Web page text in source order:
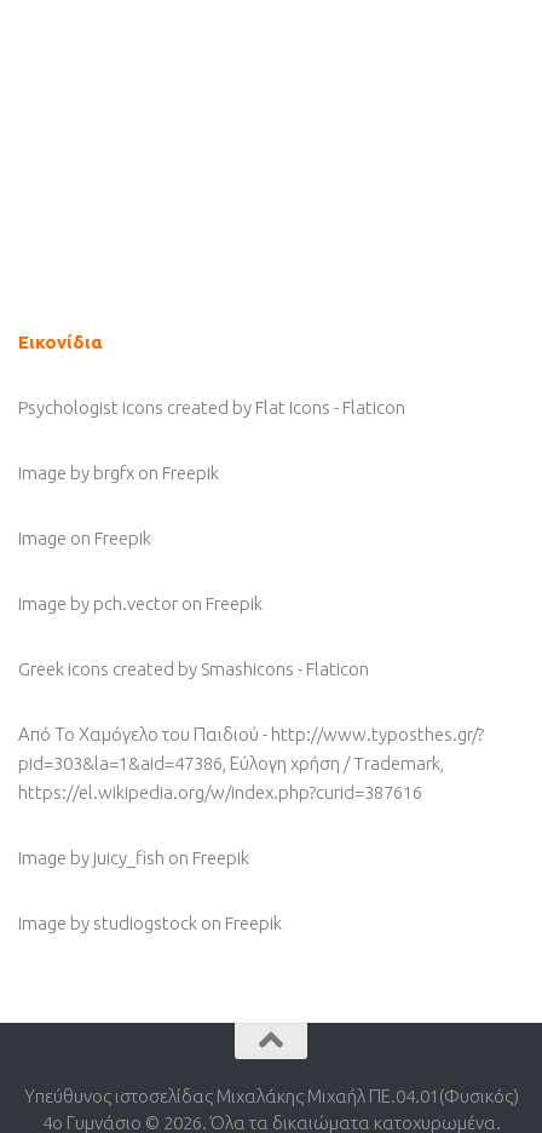
Εικονίδια
Psychologist icons created by Flat Icons - Flaticon
Image by brgfx on Freepik
Image on Freepik
Image by pch.vector on Freepik
Greek icons created by Smashicons - Flaticon
Από Το Χαμόγελο του Παιδιού - http://www.typosthes.gr/?
pid=303&la=1&aid=47386, Εύλογη χρήση / Trademark,
https://el.wikipedia.org/w/index.php?curid=387616
Image by juicy_fish on Freepik
Image by studiogstock on Freepik
Υπεύθυνος ιστοσελίδας Μιχαλάκης Μιχαήλ ΠΕ.04.01(Φυσικός)
4o Γυμνάσιο © 2026. Όλα τα δικαιώματα κατοχυρωμένα.